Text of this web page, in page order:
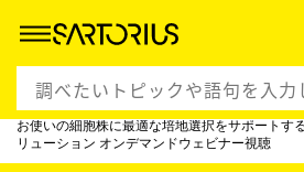
ホームページ イベント＆トレーニング 日本
お使いの細胞株に最適な培地選択をサポートす
リューション オンデマンドウェビナー視聴